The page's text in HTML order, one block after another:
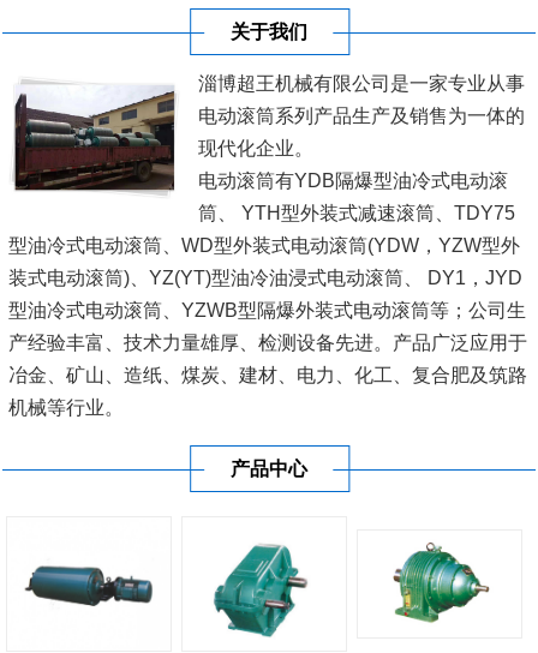
关于我们
淄博超王机械有限公司是一家专业从事
电动滚筒系列产品生产及销售为一体的
现代化企业。
电动滚筒有YDB隔爆型油冷式电动滚
筒、 YTH型外装式减速滚筒、TDY75
型油冷式电动滚筒、WD型外装式电动滚筒(YDW，YZW型外
装式电动滚筒)、YZ(YT)型油冷油浸式电动滚筒、 DY1，JYD
型油冷式电动滚筒、YZWB型隔爆外装式电动滚筒等；公司生
产经验丰富、技术力量雄厚、检测设备先进。产品广泛应用于
冶金、矿山、造纸、煤炭、建材、电力、化工、复合肥及筑路
机械等行业。
为本'的经营理念。不断加大科技投...
[查看详情]
产品中心